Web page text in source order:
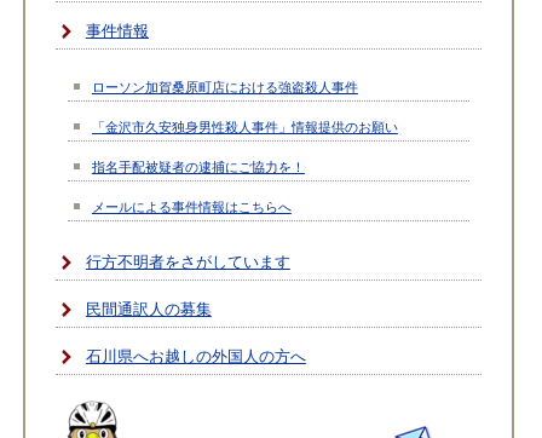
事件情報
ローソン加賀桑原町店における強盗殺人事件
「金沢市久安独身男性殺人事件」情報提供のお願い
指名手配被疑者の逮捕にご協力を！
メールによる事件情報はこちらへ
行方不明者をさがしています
民間通訳人の募集
石川県へお越しの外国人の方へ